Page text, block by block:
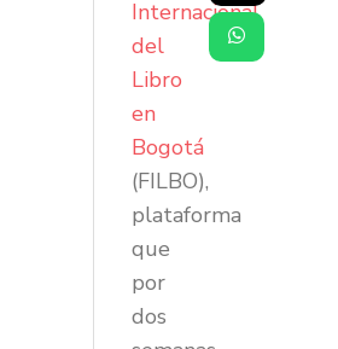
Internacional
del
Libro
en
Bogotá
(FILBO),
plataforma
que
por
dos